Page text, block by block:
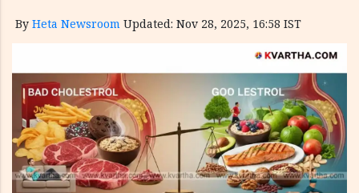
By Heta Newsroom Updated: Nov 28, 2025, 16:58 IST